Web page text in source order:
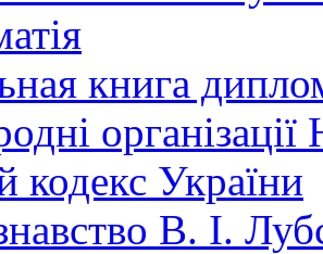
книга
України
В. І.